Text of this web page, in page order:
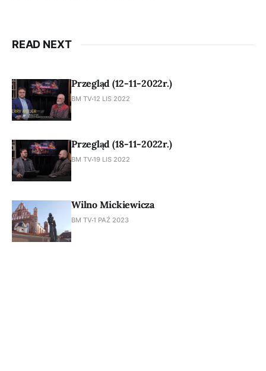
READ NEXT
Przegląd (12-11-2022r.)
BM TV12 LIS 2022
Przegląd (18-11-2022r.)
BM TV19 LIS 2022
Wilno Mickiewicza
BM TV1 PAŹ 2023